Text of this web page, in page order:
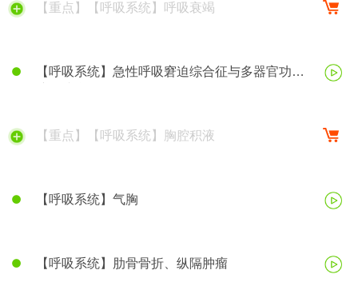
【重点】【呼吸系统】呼吸衰竭
【呼吸系统】急性呼吸窘迫综合征与多器官功能
【重点】【呼吸系统】胸腔积液
【呼吸系统】气胸
【呼吸系统】肋骨骨折、纵隔肿瘤